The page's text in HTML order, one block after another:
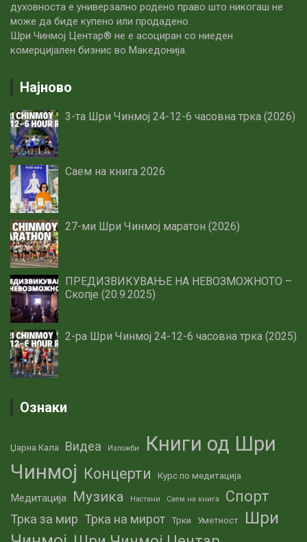
духовноста е универзално родено право што никогаш не
може да биде купено или продадено.
Шри Чинмој Центар® не е асоциран со ниеден
комерцијален бизнис во Македонија.
Најново
3-та Шри Чинмој 24-12-6 часовна трка (2026)
Саем на книга 2026
27-ми Шри Чинмој маратон (2026)
ПРЕДИЗВИКУВАЊЕ НА НЕВОЗМОЖНОТО –
Скопје (20.9.2025)
2-ра Шри Чинмој 24-12-6 часовна трка (2025)
Ознаки
Џарна Кала Видеа Изложби
Книги од Шри
Чинмој Концерти Курс по медитација
Медитација Музика Настани Саем на книга Спорт
Трка за мир Трка на мирот Трки Уметност
Шри